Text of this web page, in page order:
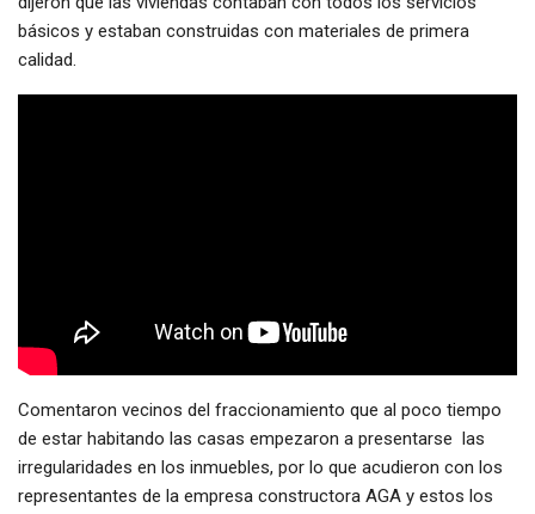
básicos y estaban construidas con materiales de primera
calidad.
Comentaron vecinos del fraccionamiento que al poco tiempo
de estar habitando las casas empezaron a presentarse las
irregularidades en los inmuebles, por lo que acudieron con los
representantes de la empresa constructora AGA y estos los